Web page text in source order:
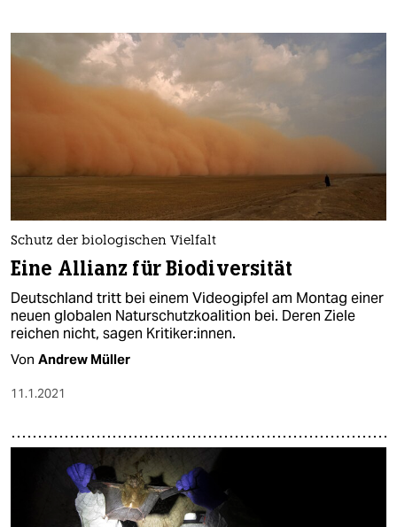
Schutz der biologischen Vielfalt
Eine Allianz für Biodiversität
Deutschland tritt bei einem Videogipfel am Montag einer
neuen globalen Naturschutzkoalition bei. Deren Ziele
reichen nicht, sagen Kritiker:innen.
Von Andrew Müller
11.1.2021